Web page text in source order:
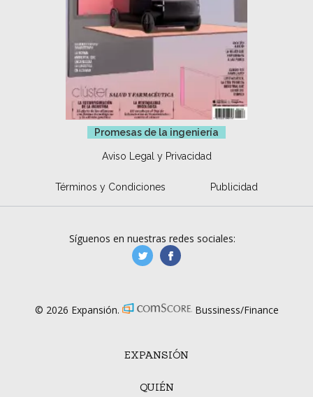
Promesas de la ingeniería
Aviso Legal y Privacidad
Términos y Condiciones Publicidad
EXPANSIÓN
QUIÉN
Síguenos en nuestras redes sociales:
manufacturaGE
© 2026 Expansión. Bussiness/Finance